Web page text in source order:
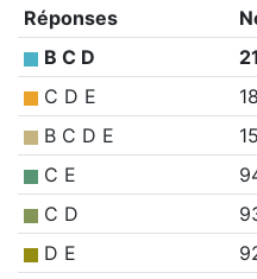
Réponses
B C D
C D E
B C D E
C E
C D
D E